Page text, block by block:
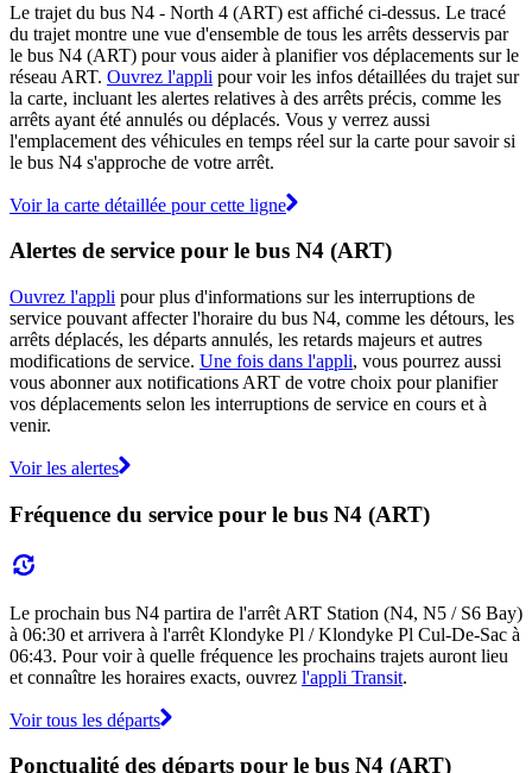
Le trajet du bus N4 - North 4 (ART) est affiché ci-dessus. Le tracé
du trajet montre une vue d'ensemble de tous les arrêts desservis par
le bus N4 (ART) pour vous aider à planifier vos déplacements sur le
réseau ART. Ouvrez l'appli pour voir les infos détaillées du trajet sur
la carte, incluant les alertes relatives à des arrêts précis, comme les
arrêts ayant été annulés ou déplacés. Vous y verrez aussi
l'emplacement des véhicules en temps réel sur la carte pour savoir si
le bus N4 s'approche de votre arrêt.
Voir la carte détaillée pour cette ligne
Alertes de service pour le bus N4 (ART)
Ouvrez l'appli pour plus d'informations sur les interruptions de
service pouvant affecter l'horaire du bus N4, comme les détours, les
arrêts déplacés, les départs annulés, les retards majeurs et autres
modifications de service. Une fois dans l'appli, vous pourrez aussi
vous abonner aux notifications ART de votre choix pour planifier
vos déplacements selon les interruptions de service en cours et à
venir.
Voir les alertes
Fréquence du service pour le bus N4 (ART)
Le prochain bus N4 partira de l'arrêt ART Station (N4, N5 / S6 Bay)
à 06:30 et arrivera à l'arrêt Klondyke Pl / Klondyke Pl Cul-De-Sac à
06:43. Pour voir à quelle fréquence les prochains trajets auront lieu
et connaître les horaires exacts, ouvrez l'appli Transit.
Voir tous les départs
Ponctualité des départs pour le bus N4 (ART)